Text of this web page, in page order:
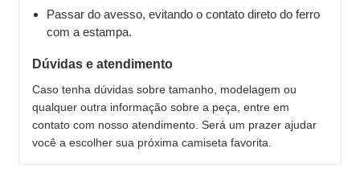
Passar do avesso, evitando o contato direto do ferro
com a estampa.
Dúvidas e atendimento
Caso tenha dúvidas sobre tamanho, modelagem ou
qualquer outra informação sobre a peça, entre em
contato com nosso atendimento. Será um prazer ajudar
você a escolher sua próxima camiseta favorita.